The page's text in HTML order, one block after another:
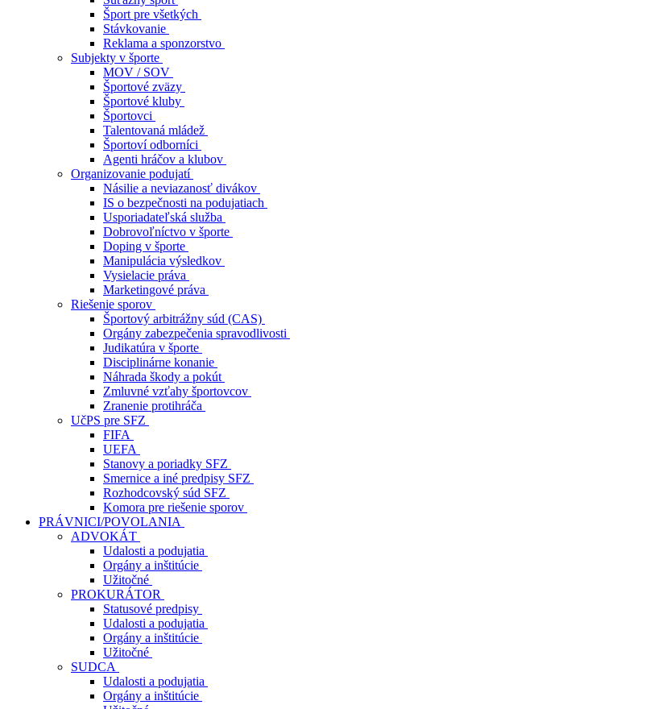
Šport pre všetkých
Stávkovanie
Reklama a sponzorstvo
Subjekty v športe
MOV / SOV
Športové zväzy
Športové kluby
Športovci
Talentovaná mládež
Športoví odborníci
Agenti hráčov a klubov
Organizovanie podujatí
Násilie a neviazanosť divákov
IS o bezpečnosti na podujatiach
Usporiadateľská služba
Dobrovoľníctvo v športe
Doping v športe
Manipulácia výsledkov
Vysielacie práva
Marketingové práva
Riešenie sporov
Športový arbitrážny súd (CAS)
Orgány zabezpečenia spravodlivosti
Judikatúra v športe
Disciplinárne konanie
Náhrada škody a pokút
Zmluvné vzťahy športovcov
Zranenie protihráča
UčPS pre SFZ
FIFA
UEFA
Stanovy a poriadky SFZ
Smernice a iné predpisy SFZ
Rozhodcovský súd SFZ
Komora pre riešenie sporov
PRÁVNICI/POVOLANIA
ADVOKÁT
Udalosti a podujatia
Orgány a inštitúcie
Užitočné
PROKURÁTOR
Statusové predpisy
Udalosti a podujatia
Orgány a inštitúcie
Užitočné
SUDCA
Udalosti a podujatia
Orgány a inštitúcie